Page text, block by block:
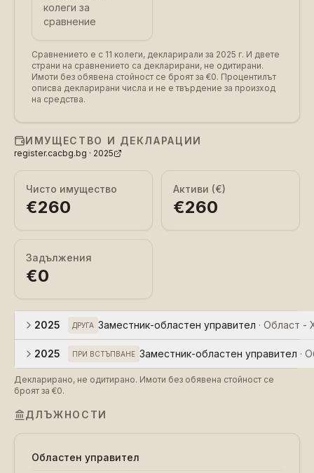
колеги за
сравнение
Сравнението е с 11 колеги, декларирали за 2025 г. И двете
страни на сравнението са декларирани, не одитирани.
Имоти без обявена стойност се броят за €0. Процентилът
описва декларирани числа и не е твърдение за произход
на средства.
ИМУЩЕСТВО И ДЕКЛАРАЦИИ
register.cacbg.bg · 2025
Чисто имущество
€260
Активи (€)
€260
Задължения
€0
2025 ДРУГА Заместник-областен управител · Област -
2025 ПРИ ВСТЪПВАНЕ Заместник-областен управител ·
Декларирано, не одитирано. Имоти без обявена стойност се
броят за €0.
ДЛЪЖНОСТИ
Областен управител